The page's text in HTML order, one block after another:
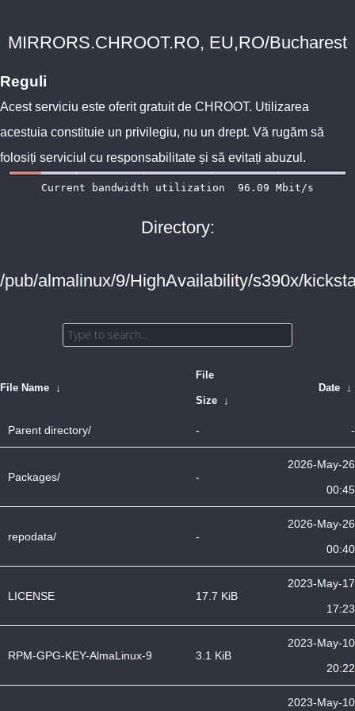
MIRRORS.CHROOT.RO, EU,RO/Bucharest
Reguli
Acest serviciu este oferit gratuit de CHROOT. Utilizarea
acestuia constituie un privilegiu, nu un drept. Vă rugăm să
folosiți serviciul cu responsabilitate și să evitați abuzul.
Directory:
/pub/almalinux/9/HighAvailability/s390x/
File Name ↓
File
Size ↓
Date ↓
Parent directory/ - -
Packages/ -
2026-May-26
00:45
repodata/ -
2026-May-26
00:40
LICENSE 17.7 KiB
2023-May-17
17:23
RPM-GPG-KEY-AlmaLinux-9 3.1 KiB
2023-May-10
20:22
2023-May-10